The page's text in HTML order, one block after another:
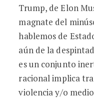
Trump, de Elon
magnate del
hablemos de
aún de la
es un conjunto
racional implica
violencia y/o